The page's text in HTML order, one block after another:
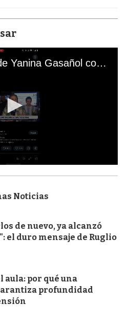
El mal momento de Yanina Gasañol con un hincha argentino en "Subrayado"
Noticias
de nuevo, ya alcanzó
el duro mensaje de Ruglio
aula: por qué una
profundidad